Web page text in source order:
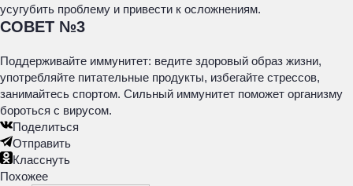
усугубить проблему и привести к осложнениям.
СОВЕТ №3
Поддерживайте иммунитет: ведите здоровый образ жизни,
употребляйте питательные продукты, избегайте стрессов,
занимайтесь спортом. Сильный иммунитет поможет организму
бороться с вирусом.
Поделиться
Отправить
Класснуть
Похожее